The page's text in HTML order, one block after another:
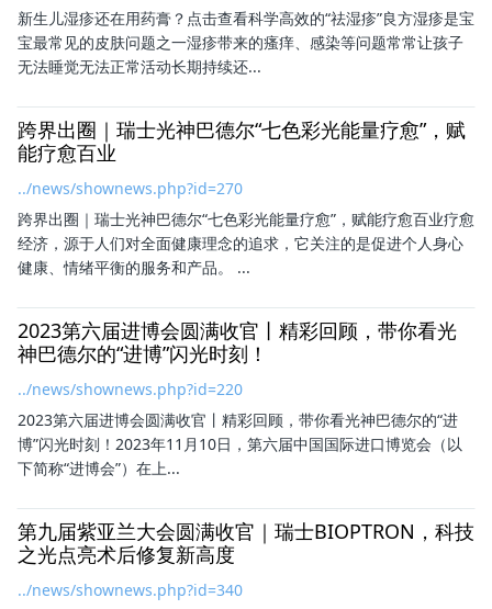
新生儿湿疹还在用药膏？点击查看科学高效的“祛湿疹”良方湿疹是宝
宝最常见的皮肤问题之一湿疹带来的瘙痒、感染等问题常常让孩子
无法睡觉无法正常活动长期持续还...
跨界出圈｜瑞士光神巴德尔“七色彩光能量疗愈”，赋
能疗愈百业
../news/shownews.php?id=270
跨界出圈｜瑞士光神巴德尔“七色彩光能量疗愈”，赋能疗愈百业疗愈
经济，源于人们对全面健康理念的追求，它关注的是促进个人身心
健康、情绪平衡的服务和产品。 ...
2023第六届进博会圆满收官丨精彩回顾，带你看光
神巴德尔的“进博”闪光时刻！
../news/shownews.php?id=220
2023第六届进博会圆满收官丨精彩回顾，带你看光神巴德尔的“进
博”闪光时刻！2023年11月10日，第六届中国国际进口博览会（以
下简称“进博会”）在上...
第九届紫亚兰大会圆满收官｜瑞士BIOPTRON，科技
之光点亮术后修复新高度
../news/shownews.php?id=340